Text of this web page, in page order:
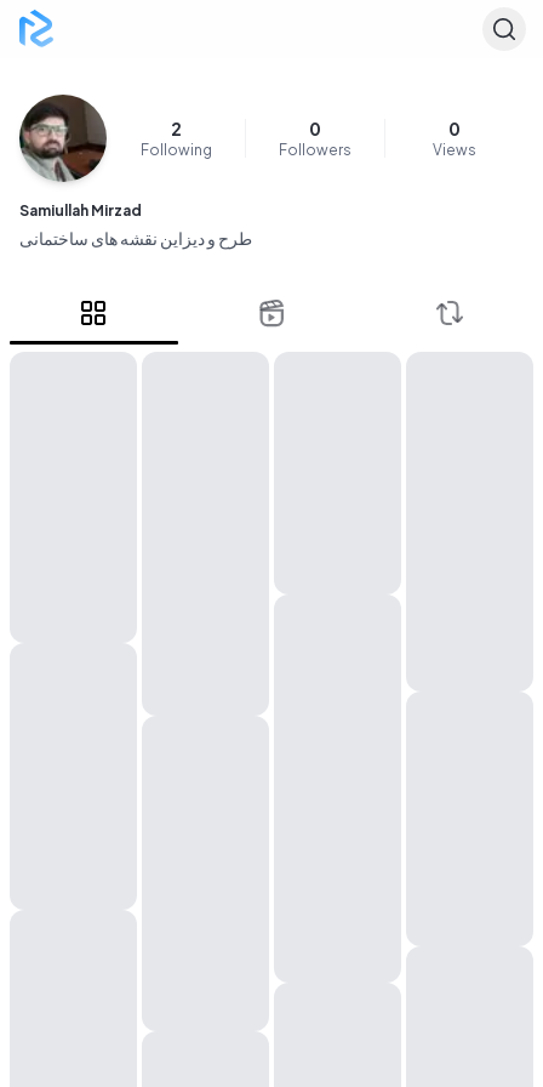
2
Following
0
Followers
0
Views
Samiullah Mirzad
طرح و دیزاین نقشه های ساختمانی